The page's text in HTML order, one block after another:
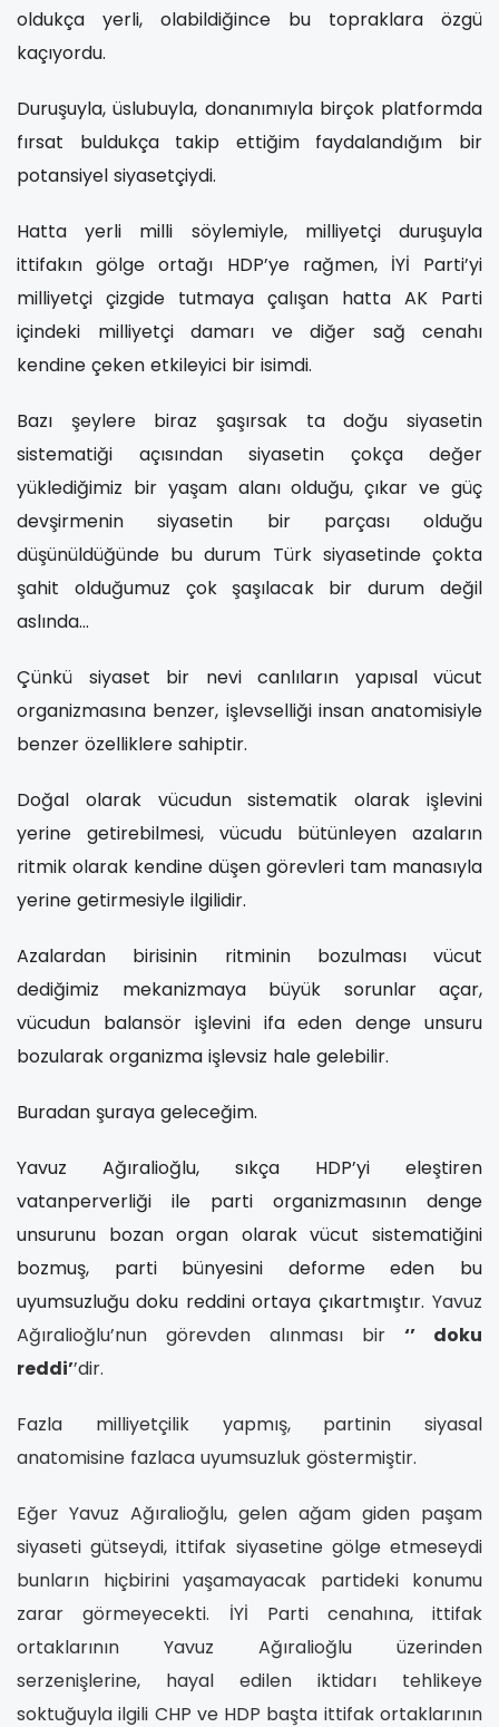
oldukça yerli, olabildiğince bu topraklara özgü
kaçıyordu.
Duruşuyla, üslubuyla, donanımıyla birçok platformda
fırsat buldukça takip ettiğim faydalandığım bir
potansiyel siyasetçiydi.
Hatta yerli milli söylemiyle, milliyetçi duruşuyla
ittifakın gölge ortağı HDP’ye rağmen, İYİ Parti’yi
milliyetçi çizgide tutmaya çalışan hatta AK Parti
içindeki milliyetçi damarı ve diğer sağ cenahı
kendine çeken etkileyici bir isimdi.
Bazı şeylere biraz şaşırsak ta doğu siyasetin
sistematiği açısından siyasetin çokça değer
yüklediğimiz bir yaşam alanı olduğu, çıkar ve güç
devşirmenin siyasetin bir parçası olduğu
düşünüldüğünde bu durum Türk siyasetinde çokta
şahit olduğumuz çok şaşılacak bir durum değil
aslında…
Çünkü siyaset bir nevi canlıların yapısal vücut
organizmasına benzer, işlevselliği insan anatomisiyle
benzer özelliklere sahiptir.
Doğal olarak vücudun sistematik olarak işlevini
yerine getirebilmesi, vücudu bütünleyen azaların
ritmik olarak kendine düşen görevleri tam manasıyla
yerine getirmesiyle ilgilidir.
Azalardan birisinin ritminin bozulması vücut
dediğimiz mekanizmaya büyük sorunlar açar,
vücudun balansör işlevini ifa eden denge unsuru
bozularak organizma işlevsiz hale gelebilir.
Buradan şuraya geleceğim.
Yavuz Ağıralioğlu, sıkça HDP’yi eleştiren
vatanperverliği ile parti organizmasının denge
unsurunu bozan organ olarak vücut sistematiğini
bozmuş, parti bünyesini deforme eden bu
uyumsuzluğu doku reddini ortaya çıkartmıştır. Yavuz
Ağıralioğlu’nun görevden alınması bir ‘’ doku
reddi’’dir.
Fazla milliyetçilik yapmış, partinin siyasal
anatomisine fazlaca uyumsuzluk göstermiştir.
Eğer Yavuz Ağıralioğlu, gelen ağam giden paşam
siyaseti gütseydi, ittifak siyasetine gölge etmeseydi
bunların hiçbirini yaşamayacak partideki konumu
zarar görmeyecekti.
İYİ Parti cenahına, ittifak
ortaklarının Yavuz Ağıralioğlu üzerinden
serzenişlerine, hayal edilen iktidarı tehlikeye
soktuğuyla ilgili CHP ve HDP başta ittifak ortaklarının